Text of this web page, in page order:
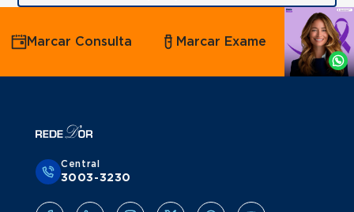
Agende
por
Whatsapp
Marcar Consulta Marcar Exame
Central
3003-3230